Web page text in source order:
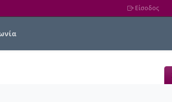
Είσοδος